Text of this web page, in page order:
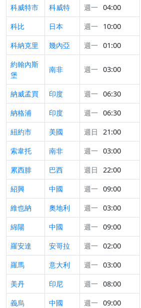
科威特市 科威特 週一 04:00
科比
日本 週一 10:00
科納克里
幾內亞 週一 01:00
約翰內斯
堡
南非 週一 03:00
納威孟買 印度 週一 06:30
納格浦
印度 週一 06:30
紐約市
美國 週日
21:00
索韋托
南非 週一 03:00
累西腓
巴西 週日
22:00
紹興
中國 週一 09:00
維也納
奧地利 週一 03:00
綿陽
中國 週一 09:00
羅安達
安哥拉 週一 02:00
羅馬
意大利 週一 03:00
美丹
印尼 週一 08:00
義烏
中國 週一 09:00